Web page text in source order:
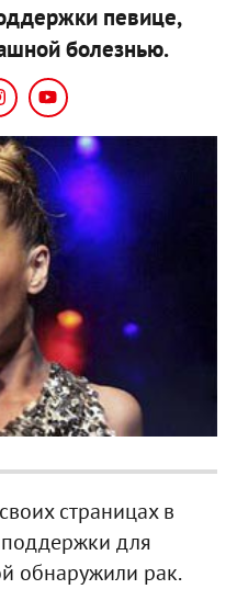
певице,
болезнью.
страницах в
поддержки для
обнаружили рак.